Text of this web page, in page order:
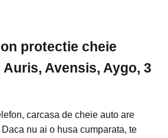
protectie cheie
Auris, Avensis, Aygo, 3
carcasa de cheie auto are
nu ai o husa cumparata, te